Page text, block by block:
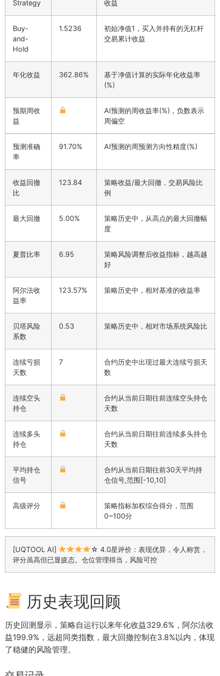
Strategy 收益
Buy-
and-
Hold
1.5236
初始净值1，买入并持有的无杠杆
交易累计收益
年化收益 362.86%
基于净值计算的实际年化收益率
(%)
预期周收
益
AI预测的周收益率(%)，负数表示
周偏空
预测准确
率
91.70% AI预测的周预测方向性精度(%)
收益回撤
比
123.84
策略收益/最大回撤，交易风险比
例
最大回撤 5.00%
策略历史中，从高点的最大回撤幅
度
夏普比率 6.95
策略风险调整后收益指标，越高越
好
阿尔法收
益率
123.57% 策略历史中，相对基准的收益率
贝塔风险
系数
0.53 策略历史中，相对市场系统风险比
连续亏损
天数
7
合约历史中出现过最大连续亏损天
数
连续空头
持仓
合约从当前日期往前连续空头持仓
天数
连续多头
持仓
合约从当前日期往前连续多头持仓
天数
平均持仓
信号
合约从当前日期往前30天平均持
仓信号,范围[-10,10]
高级评分
策略指标加权综合得分，范围
0~100分
[UQTOOL AI]
☆ 4.0星评价：表现优异，令人称赏，
评分虽高但已显疲态。仓位管理得当，风险可控
历史表现回顾
历史回测显示，策略自运行以来年化收益329.6%，阿尔法收
益199.9%，远超同类指数，最大回撤控制在3.8%以内，体现
了稳健的风险管理。